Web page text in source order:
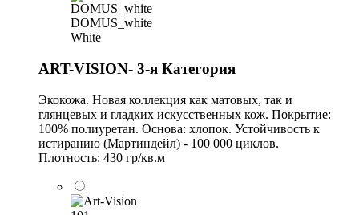
DOMUS_white
White
ART-VISION- 3-я Категория
Экокожа. Новая коллекция как матовых, так и
глянцевых и гладких искусственных кож. Покрытие:
100% полиуретан. Основа: хлопок. Устойчивость к
истиранию (Мартиндейл) - 100 000 циклов.
Плотность: 430 гр/кв.м